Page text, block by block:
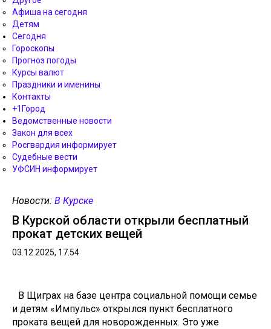
Афиша на сегодня
Детям
Сегодня
Гороскопы
Прогноз погоды
Курсы валют
Праздники и именины
Контакты
+1Город
Ведомственные новости
Закон для всех
Росгвардия информирует
Судебные вести
УФСИН информирует
Новости: В Курске
В Курской области открыли бесплатный
прокат детских вещей
03.12.2025, 17.54
В Щиграх на базе центра социальной помощи семье
и детям «Импульс» открылся пункт бесплатного
проката вещей для новорожденных. Это уже